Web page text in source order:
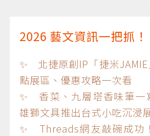
2026 藝文資訊一把抓！
✨ 北捷原創IP「捷米
點展區、優惠攻略一次看
✨ 香菜、九層塔香味筆一
雄獅文具推出台式小吃沉浸
✨ Threads網友敲碗成功